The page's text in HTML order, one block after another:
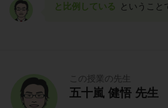
と比例している
ということ
この授業の先生
五十嵐 健悟 先生